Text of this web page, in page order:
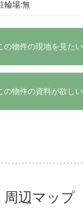
輪場:無
の物件の現地を見たい
の物件の資料が欲しい
周辺マップ